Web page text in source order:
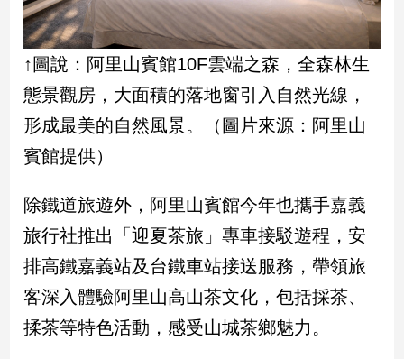
藝
術
／
文
創
／
電
推
科
技/
遊
戲
運
動
寵
↑圖說：阿里山賓館10F雲端之森，全森林生
態景觀房，大面積的落地窗引入自然光線，
形成最美的自然風景。（圖片來源：阿里山
賓館提供）
除鐵道旅遊外，阿里山賓館今年也攜手嘉義
旅行社推出「迎夏茶旅」專車接駁遊程，安
排高鐵嘉義站及台鐵車站接送服務，帶領旅
客深入體驗阿里山高山茶文化，包括採茶、
揉茶等特色活動，感受山城茶鄉魅力。